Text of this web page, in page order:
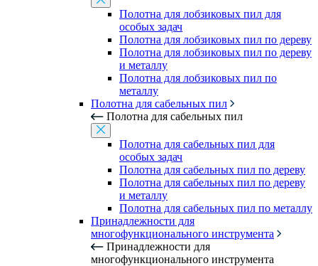
Полотна для лобзиковых пил для
особых задач
Полотна для лобзиковых пил по дереву
Полотна для лобзиковых пил по дереву
и металлу
Полотна для лобзиковых пил по
металлу
Полотна для сабельных пил
Полотна для сабельных пил
Полотна для сабельных пил для
особых задач
Полотна для сабельных пил по дереву
Полотна для сабельных пил по дереву
и металлу
Полотна для сабельных пил по металлу
Принадлежности для
многофункционального инструмента
Принадлежности для
многофункционального инструмента